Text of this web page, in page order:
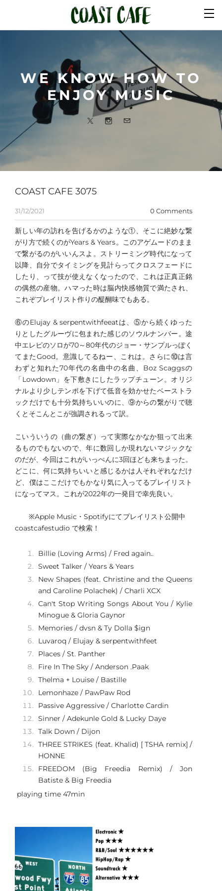
COAST CAFE 3075
31/12/2021 0 Comments
新しい年の訪れを告げるかのような①、そこに絶妙な繋
がり方で続くのがYears & Years。このアゲムードのまま
で繋がるのがいいんスよ。ストリーミング時代になって
以降、自分でタイミングを見計らってクロスフェードに
したり、って技が使えなくなったので、これは正真正銘
の偶然の産物。ハマった時は脳内快感物質で満たされ、
これぞプレイリスト作りの醍醐味でもある。
⑥のElujay & serpentwithfeeatは、⑤から続くゆった
りとしたグルーヴに包まれた感じのソウルナンバー。途
中エレピのソロが70～80年代のジョー・サンプルっぽく
てまたGood。意識してるねー、これは。さらに⑩は言
わずと知れた70年代の名曲中の名曲、Boz Scaggsの
「Lowdown」を下敷きにしたラップチューン。オリジ
ナルより少しテンポを下げて低音を効かせたベーストラ
ックだけでも十分気持ちいいのに、⑨からの繋がりで聴
くとそこんとこが強調されるって訳。
こいういうの（曲の繋ぎ）って実際なかなか狙って出来
るものでもないので、年に数回しか現れないマジックな
のだが、今回はこれがいっぺんに3回ほども来ちまった。
どこに、何に気持ちいいと感じるかは人それぞれなだけ
ど、僕はここだけでもかなり気に入ってるプレイリスト
になってマス。これが2022年の一発目で幸先良い。
※Apple Music・Spotifyにてプレイリスト公開中
coastcafestudio で検索！
Billie (Loving Arms) / Fred again..
Sweet Talker / Years & Years
New Shapes (feat. Christine and the Queens
and Caroline Polachek) / Charli XCX
Can't Stop Writing Songs About You / Kylie
Minogue & Gloria Gaynor
Memories / dvsn & Ty Dolla $ign
Luvaroq / Elujay & serpentwithfeet
Places / St. Panther
Fire In The Sky / Anderson .Paak
Thelma + Louise / Bastille
Lemonhaze / PawPaw Rod
Passive Aggressive / Charlotte Cardin
Sinner / Adekunle Gold & Lucky Daye
Talk Down / Dijon
THREE STRIKES (feat. Khalid) [ TSHA remix] /
HONNE
FREEDOM (Big Freedia Remix) / Jon
Batiste & Big Freedia
playing time 47min